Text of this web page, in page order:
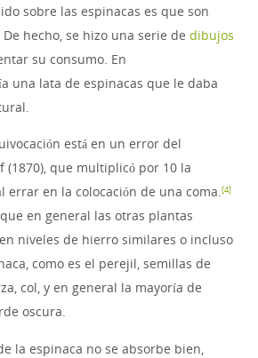
sobre las espinacas es que son
De hecho, se hizo una serie de dibujos
su consumo. En
una lata de espinacas que le daba
está en un error del
(1870), que multiplicó por 10 la
errar en la colocación de una coma.[4]
en general las otras plantas
niveles de hierro similares o incluso
como es el perejil, semillas de
col, y en general la mayoría de
oscura.
la espinaca no se absorbe bien,